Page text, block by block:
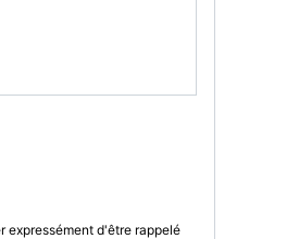
expressément d'être rappelé